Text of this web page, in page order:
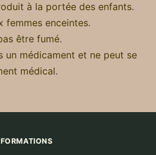
à la portée des enfants.
femmes enceintes.
être fumé.
un médicament et ne peut se
médical.